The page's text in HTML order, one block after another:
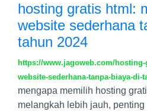
hosting gratis html:
website sederhana
tahun 2024
https://www.jagoweb.com/
website-sederhana-tanpa-biaya-di-
mengapa memilih hosting
melangkah lebih jauh,